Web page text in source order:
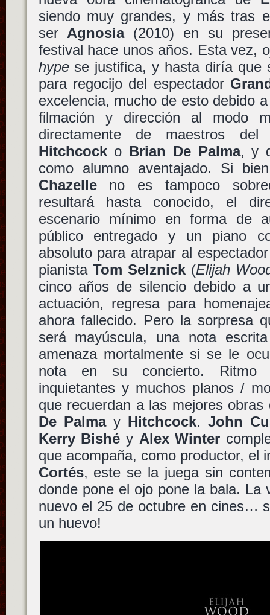
siendo muy grandes, y más tras
ser Agnosia(2010) en su
festival hace unos años. Esta vez,
hypese justifica, y hasta diría que
para regocijo del espectador
excelencia, mucho de esto debido
filmación y dirección al modo
directamente de maestros
Hitchcocko Brian De Palma, y
como alumno aventajado. Si
Chazelleno es tampoco
resultará hasta conocido, el
escenario mínimo en forma de
público entregado y un piano
absoluto para atrapar al
pianista Tom Selznick(Elijah
cinco años de silencio debido a
actuación, regresa para
ahora fallecido. Pero la sorpresa
será mayúscula, una nota
amenaza mortalmente si se le
nota en su concierto. Ritmo
inquietantes y muchos planos /
que recuerdan a las mejores
De Palmay Hitchcock. John
Kerry Bishé y Alex Winter
que acompaña, como productor, el
Cortés, este se la juega sin
donde pone el ojo pone la bala. La
nuevo el 25 de octubre en cines…
un huevo!